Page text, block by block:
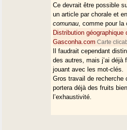
Ce devrait être possible
un article par chorale et
comunau , comme pour
Distribution géographique
Gasconha.com Carte
Il faudrait cependant
des autres, mais j’ai
jouant avec les mot-clés.
Gros travail de recherche
portera déjà des fruits
l’exhaustivité.